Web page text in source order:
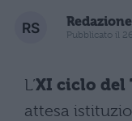
Pubblicato il
L’XI ciclo del
attesa